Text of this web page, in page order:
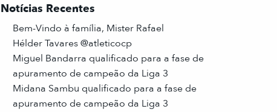
Notícias Recentes
Bem-Vindo à família, Mister Rafael
Hélder Tavares @atleticocp
Miguel Bandarra qualificado para a fase de
apuramento de campeão da Liga 3
Midana Sambu qualificado para a fase de
apuramento de campeão da Liga 3